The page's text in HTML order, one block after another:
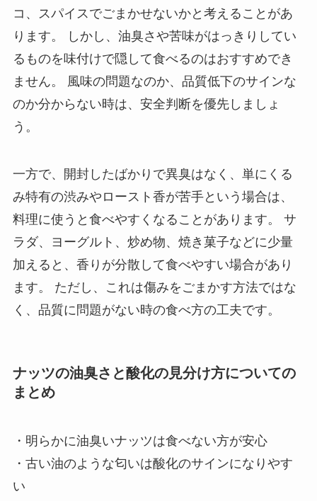
コ、スパイスでごまかせないかと考えることがあ
ります。 しかし、油臭さや苦味がはっきりしてい
るものを味付けで隠して食べるのはおすすめでき
ません。 風味の問題なのか、品質低下のサインな
のか分からない時は、安全判断を優先しましょ
う。
一方で、開封したばかりで異臭はなく、単にくる
み特有の渋みやロースト香が苦手という場合は、
料理に使うと食べやすくなることがあります。 サ
ラダ、ヨーグルト、炒め物、焼き菓子などに少量
加えると、香りが分散して食べやすい場合があり
ます。 ただし、これは傷みをごまかす方法ではな
く、品質に問題がない時の食べ方の工夫です。
ナッツの油臭さと酸化の見分け方についての
まとめ
・明らかに油臭いナッツは食べない方が安心
・古い油のような匂いは酸化のサインになりやす
い